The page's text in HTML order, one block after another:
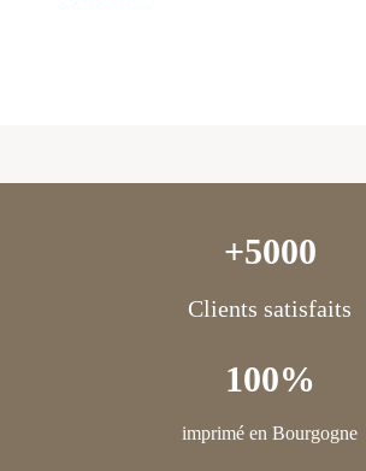
+5000
Clients satisfaits
100%
imprimé en Bourgogne